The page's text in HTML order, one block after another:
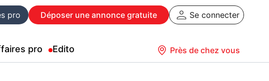
pro Déposer une annonce gratuite Se connecter
pro Edito Près de chez vous